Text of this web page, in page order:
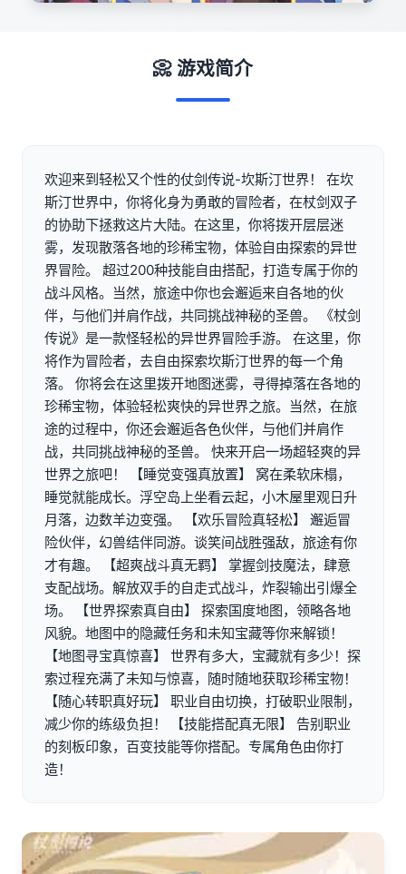
📀 游戏简介
欢迎来到轻松又个性的仗剑传说-坎斯汀世界！ 在坎
斯汀世界中，你将化身为勇敢的冒险者，在杖剑双子
的协助下拯救这片大陆。在这里，你将拨开层层迷
雾，发现散落各地的珍稀宝物，体验自由探索的异世
界冒险。 超过200种技能自由搭配，打造专属于你的
战斗风格。当然，旅途中你也会邂逅来自各地的伙
伴，与他们并肩作战，共同挑战神秘的圣兽。 《杖剑
传说》是一款怪轻松的异世界冒险手游。 在这里，你
将作为冒险者，去自由探索坎斯汀世界的每一个角
落。 你将会在这里拨开地图迷雾，寻得掉落在各地的
珍稀宝物，体验轻松爽快的异世界之旅。当然，在旅
途的过程中，你还会邂逅各色伙伴，与他们并肩作
战，共同挑战神秘的圣兽。 快来开启一场超轻爽的异
世界之旅吧！ 【睡觉变强真放置】 窝在柔软床榻，
睡觉就能成长。浮空岛上坐看云起，小木屋里观日升
月落，边数羊边变强。 【欢乐冒险真轻松】 邂逅冒
险伙伴，幻兽结伴同游。谈笑间战胜强敌，旅途有你
才有趣。 【超爽战斗真无羁】 掌握剑技魔法，肆意
支配战场。解放双手的自走式战斗，炸裂输出引爆全
场。 【世界探索真自由】 探索国度地图，领略各地
风貌。地图中的隐藏任务和未知宝藏等你来解锁！
【地图寻宝真惊喜】 世界有多大，宝藏就有多少！探
索过程充满了未知与惊喜，随时随地获取珍稀宝物！
【随心转职真好玩】 职业自由切换，打破职业限制，
减少你的练级负担！ 【技能搭配真无限】 告别职业
的刻板印象，百变技能等你搭配。专属角色由你打
造！